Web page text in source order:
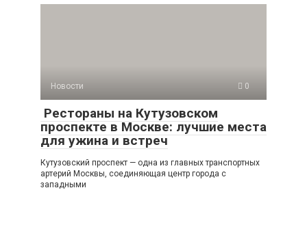
Новости 0
Рестораны на Кутузовском
проспекте в Москве: лучшие места
для ужина и встреч
Кутузовский проспект — одна из главных транспортных
артерий Москвы, соединяющая центр города с
западными